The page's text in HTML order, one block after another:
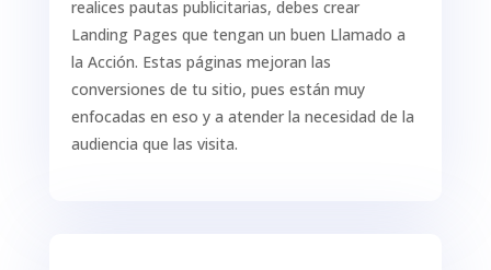
realices pautas publicitarias, debes crear
Landing Pages que tengan un buen Llamado a
la Acción. Estas páginas mejoran las
conversiones de tu sitio, pues están muy
enfocadas en eso y a atender la necesidad de la
audiencia que las visita.